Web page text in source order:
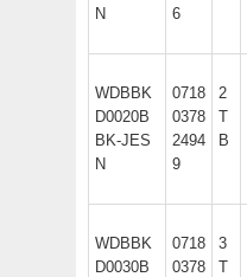
N
6
WDBBK
D0020B
BK-JES
N
0718
0378
2494
9
2
T
B
WDBBK
D0030B
0718
0378
3
T